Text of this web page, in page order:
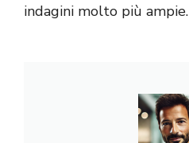
indagini molto più ampie.